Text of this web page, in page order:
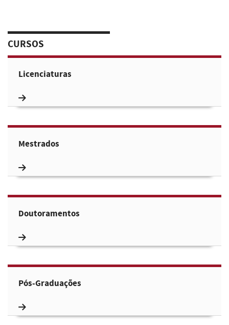
CURSOS
Licenciaturas
Mestrados
Doutoramentos
Pós-Graduações